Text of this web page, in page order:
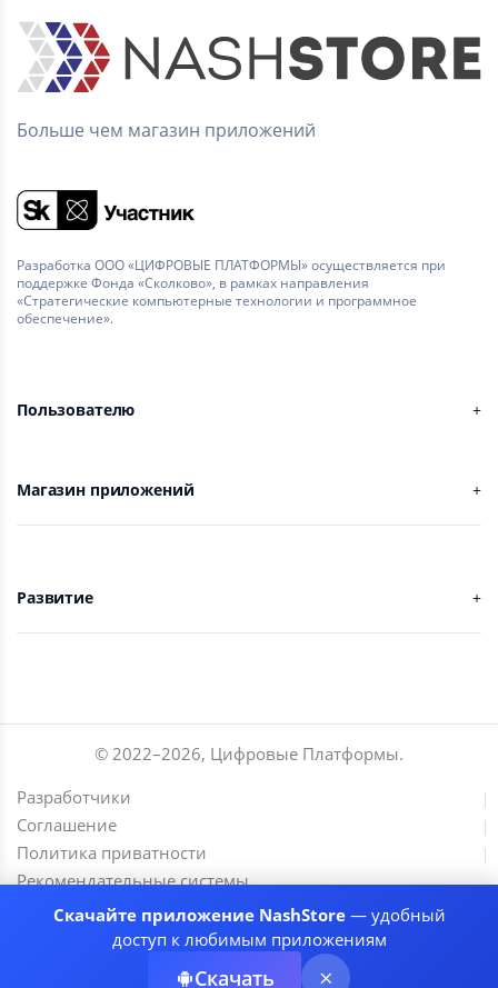
Больше чем магазин приложений
Разработка ООО «ЦИФРОВЫЕ ПЛАТФОРМЫ» осуществляется при
поддержке Фонда «Сколково», в рамках направления
«Стратегические компьютерные технологии и программное
обеспечение».
Пользователю
Магазин приложений
Развитие
© 2022–2026, Цифровые Платформы.
Разработчики
Соглашение
Политика приватности
Рекомендательные системы
Скачайте приложение NashStore— удобный
доступ к любимым приложениям
Скачать